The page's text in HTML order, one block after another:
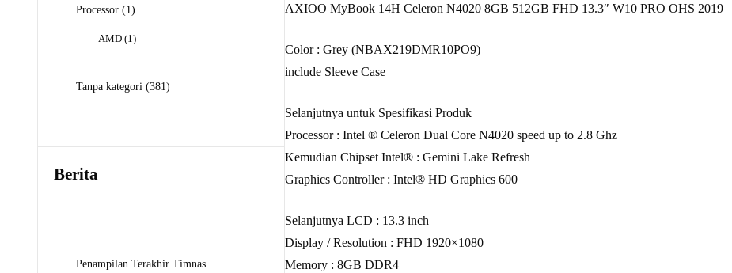
AXIOO MyBook 14H Celeron N4020 8GB 512GB FHD 13.3″ W10 PRO OHS 2019
Color : Grey (NBAX219DMR10PO9)
include Sleeve Case
Selanjutnya untuk Spesifikasi Produk
Processor : Intel ® Celeron Dual Core N4020 speed up to 2.8 Ghz
Kemudian Chipset Intel® : Gemini Lake Refresh
Graphics Controller : Intel® HD Graphics 600
Selanjutnya LCD : 13.3 inch
Display / Resolution : FHD 1920×1080
Memory : 8GB DDR4
Processor 11
AMD 11
Tanpa kategori 381381
Berita
Penampilan Terakhir Timnas